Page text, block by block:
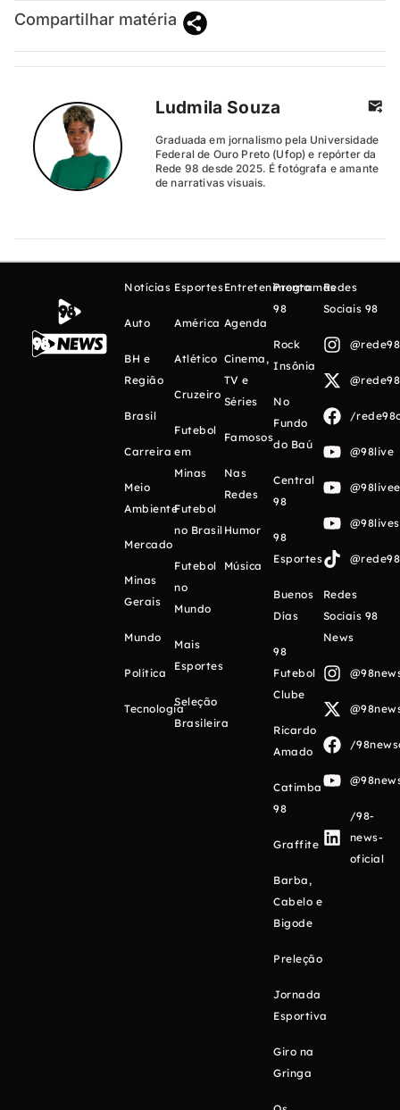
Compartilhar matéria
Ludmila Souza
Graduada em jornalismo pela Universidade
Federal de Ouro Preto (Ufop) e repórter da
Rede 98 desde 2025. É fotógrafa e amante
de narrativas visuais.
Notícias
Auto
BH e
Região
Brasil
Carreira
Meio
Ambiente
Mercado
Minas
Gerais
Mundo
Política
Tecnologia
Esportes
América
Atlético
Cruzeiro
Futebol
em
Minas
Futebol
no Brasil
Futebol
no
Mundo
Mais
Esportes
Seleção
Brasileira
Entretenimento
Agenda
Cinema,
TV e
Séries
Famosos
Nas
Redes
Humor
Música
Programas
98
Rock
Insônia
No
Fundo
do Baú
Central
98
98
Esportes
Buenos
Días
98
Futebol
Clube
Ricardo
Amado
Catimba
98
Graffite
Barba,
Cabelo e
Bigode
Preleção
Jornada
Esportiva
Giro na
Gringa
Redes
Sociais 98
/
@98live
Redes
Sociais 98
News
/
/98-
news-
oficial